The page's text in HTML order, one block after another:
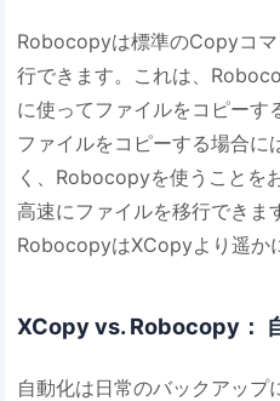
Robocopyは標準のCopyコ
行できます。これは、
に使ってファイルをコピーす
ファイルをコピーする場合
く、Robocopyを使うことを
高速にファイルを移行できま
RobocopyはXCopyより遥か
XCopy vs. Robocopy：
自動化は日常のバックアップ